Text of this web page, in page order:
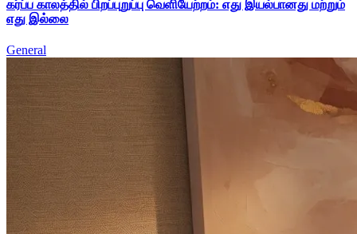
கர்ப்ப காலத்தில் பிறப்புறுப்பு வெளியேற்றம்: எது இயல்பானது மற்றும்
எது இல்லை
General